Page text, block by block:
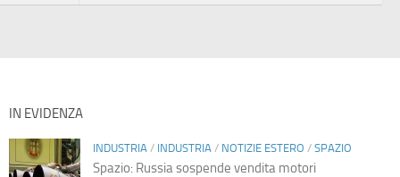
IN EVIDENZA
INDUSTRIA / INDUSTRIA / NOTIZIE ESTERO / SPAZIO
Spazio: Russia sospende vendita motori